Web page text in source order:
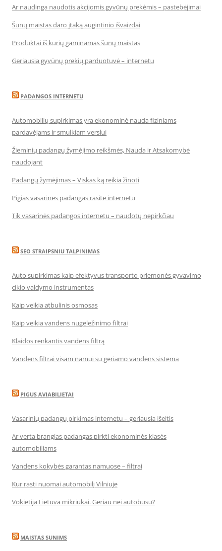
Ar naudinga naudotis akcijomis gyvūnų prekėmis – pastebėjimai
Šunų maistas daro įtaką augintinio išvaizdai
Produktai iš kurių gaminamas šunų maistas
Geriausia gyvūnų prekių parduotuvė – internetu
PADANGOS INTERNETU
Automobilių supirkimas yra ekonominė nauda fiziniams
pardavėjams ir smulkiam verslui
Žieminių padangų žymėjimo reikšmės, Nauda ir Atsakomybė
naudojant
Padangų žymėjimas – Viskas ką reikia žinoti
Pigias vasarines padangas rasite internetu
Tik vasarinės padangos internetu – naudotų nepirkčiau
SEO STRAIPSNIU TALPINIMAS
Auto supirkimas kaip efektyvus transporto priemonės gyvavimo
ciklo valdymo instrumentas
Kaip veikia atbulinis osmosas
Kaip veikia vandens nugeležinimo filtrai
Klaidos renkantis vandens filtrą
Vandens filtrai visam namui su geriamo vandens sistema
PIGUS AVIABILIETAI
Vasarinių padangų pirkimas internetu – geriausia išeitis
Ar verta brangias padangas pirkti ekonominės klasės
automobiliams
Vandens kokybės garantas namuose – filtrai
Kur rasti nuomai automobilį Vilniuje
Vokietija Lietuva mikriukai. Geriau nei autobusu?
MAISTAS SUNIMS